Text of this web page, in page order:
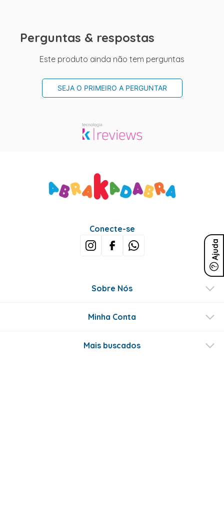
Perguntas & respostas
Este produto ainda não tem perguntas
SEJA O PRIMEIRO A PERGUNTAR
Ajuda
Conecte-se
Sobre Nós
Minha Conta
Mais buscados